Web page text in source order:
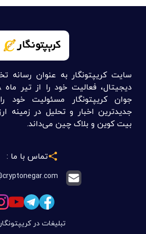
سایت کریپتونگار به عنوان رسانه
جوان کریپتونگار مسئولیت خود
جدیدترین اخبار و تحلیل در زمینه
بیت کوین و بلاک چین می‌داند.
تماس با ما :
تبلیغات در کریپتونگار